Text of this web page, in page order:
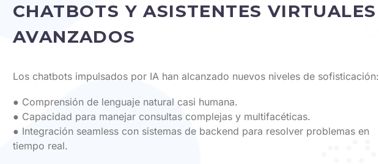
CHATBOTS Y ASISTENTES VIRTUALES
AVANZADOS
Los chatbots impulsados por IA han alcanzado nuevos niveles de sofisticación:
● Comprensión de lenguaje natural casi humana.
● Capacidad para manejar consultas complejas y multifacéticas.
● Integración seamless con sistemas de backend para resolver problemas en
tiempo real.